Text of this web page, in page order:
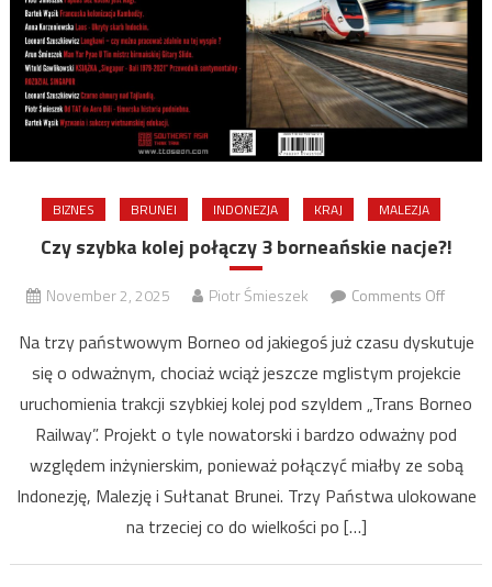
BIZNES BRUNEI INDONEZJA KRAJ MALEZJA
Czy szybka kolej połączy 3 borneańskie nacje?!
November 2, 2025 Piotr Śmieszek Comments Offon
szybka
kolej
3
Na trzy państwowym Borneo od jakiegoś już czasu dyskutuje
się o odważnym, chociaż wciąż jeszcze mglistym projekcie
uruchomienia trakcji szybkiej kolej pod szyldem „Trans Borneo
Railway”. Projekt o tyle nowatorski i bardzo odważny pod
względem inżynierskim, ponieważ połączyć miałby ze sobą
Indonezję, Malezję i Sułtanat Brunei. Trzy Państwa ulokowane
na trzeciej co do wielkości po […]